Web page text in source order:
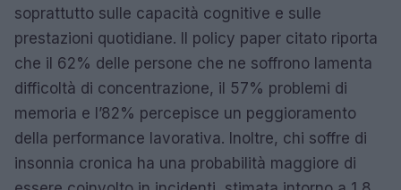
soprattutto sulle capacità cognitive e sulle
prestazioni quotidiane. Il policy paper citato riporta
che il 62% delle persone che ne soffrono lamenta
difficoltà di concentrazione, il 57% problemi di
memoria e l’82% percepisce un peggioramento
della performance lavorativa. Inoltre, chi soffre di
insonnia cronica ha una probabilità maggiore di